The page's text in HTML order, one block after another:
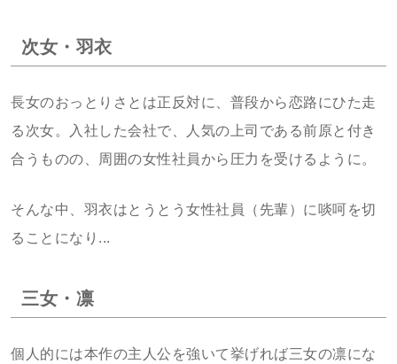
次女・羽衣
長女のおっとりさとは正反対に、普段から恋路にひた走
る次女。入社した会社で、人気の上司である前原と付き
合うものの、周囲の女性社員から圧力を受けるように。
そんな中、羽衣はとうとう女性社員（先輩）に啖呵を切
ることになり...
三女・凛
個人的には本作の主人公を強いて挙げれば三女の凛にな